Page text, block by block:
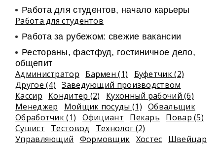
Работа для студентов, начало карьеры
Работа для студентов
Работа за рубежом: свежие вакансии
Рестораны, фастфуд, гостиничное дело,
общепит
Администратор Бармен (1)
Буфетчик (2)
Другое (4)
Заведующий производством
Кассир
Кондитер (2)
Кухонный рабочий (6)
Менеджер
Мойщик посуды (1) Обвальщик
Обработчик (1)
Официант Пекарь
Повар (5)
Сушист
Тестовод
Технолог (2)
Управляющий
Формовщик Хостес Швейцар